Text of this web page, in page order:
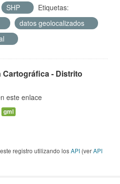
SHP
Etiquetas:
datos geolocalizados
- Distrito
este enlace
gml
registro utilizando losAPI (verAPI